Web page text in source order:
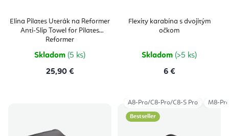
Elina Pilates Uterák na Reformer
Anti-Slip Towel for Pilates
Reformer
Skladom (5 ks)
25,90 €
Flexity karabína s dvojitým
očkom
Skladom (>5 ks)
6 €
Bestseller
A8-Pro/C8-Pro/C8-S Pro M8-Pro